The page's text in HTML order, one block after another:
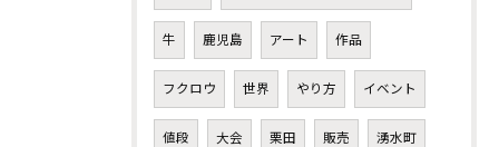
牛 鹿児島 アート 作品
フクロウ 世界 やり方 イベント
値段 大会 栗田 販売 湧水町